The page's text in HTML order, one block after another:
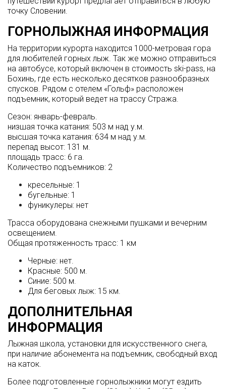
точку Словении.
ГОРНОЛЫЖНАЯ ИНФОРМАЦИЯ
На территории курорта находится 1000-метровая гора
для любителей горных лыж. Так же можно отправиться
на автобусе, который включен в стоимость ski-pass, на
Бохинь, где есть несколько десятков разнообразных
спусков. Рядом с отелем «Гольф» расположен
подъемник, который ведет на трассу Стража.
Сезон: январь-февраль.
низшая точка катания: 503 м над у.м.
высшая точка катания: 634 м над у.м.
перепад высот: 131 м.
площадь трасс: 6 га.
Количество подъемников: 2
кресельные: 1
бугельные: 1
фуникулеры: нет
Трасса оборудована снежными пушками и вечерним
освещением.
Общая протяженность трасс: 1 км
Черные: нет.
Красные: 500 м.
Синие: 500 м.
Для беговых лыж: 15 км.
ДОПОЛНИТЕЛЬНАЯ
ИНФОРМАЦИЯ
Лыжная школа, установки для искусственного снега,
при наличие абонемента на подъемник, свободный вход
на каток.
Более подготовленные горнолыжники могут ездить